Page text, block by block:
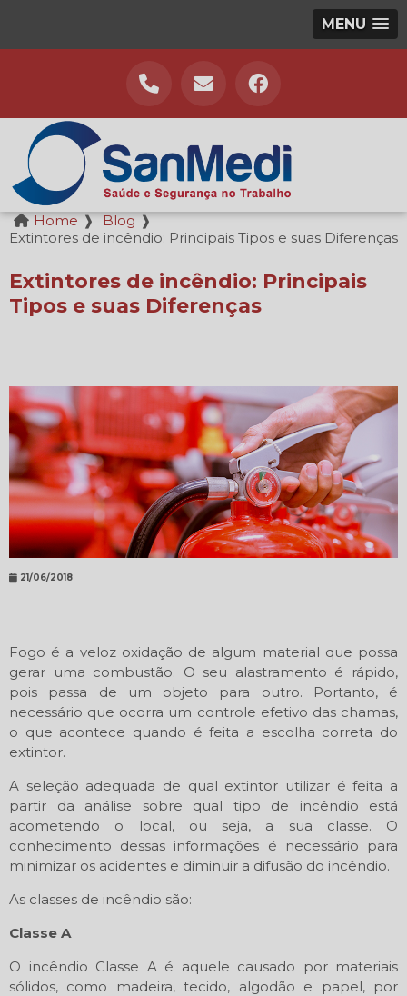
MENU
Home ❱ Blog ❱
Extintores de incêndio: Principais Tipos e suas Diferenças
Extintores de incêndio: Principais
Tipos e suas Diferenças
21/06/2018
Fogo é a veloz oxidação de algum material que possa
gerar uma combustão. O seu alastramento é rápido,
pois passa de um objeto para outro. Portanto, é
necessário que ocorra um controle efetivo das chamas,
o que acontece quando é feita a escolha correta do
extintor.
A seleção adequada de qual extintor utilizar é feita a
partir da análise sobre qual tipo de incêndio está
acometendo o local, ou seja, a sua classe. O
conhecimento dessas informações é necessário para
minimizar os acidentes e diminuir a difusão do incêndio.
As classes de incêndio são:
Classe A
O incêndio Classe A é aquele causado por materiais
sólidos, como madeira, tecido, algodão e papel, por